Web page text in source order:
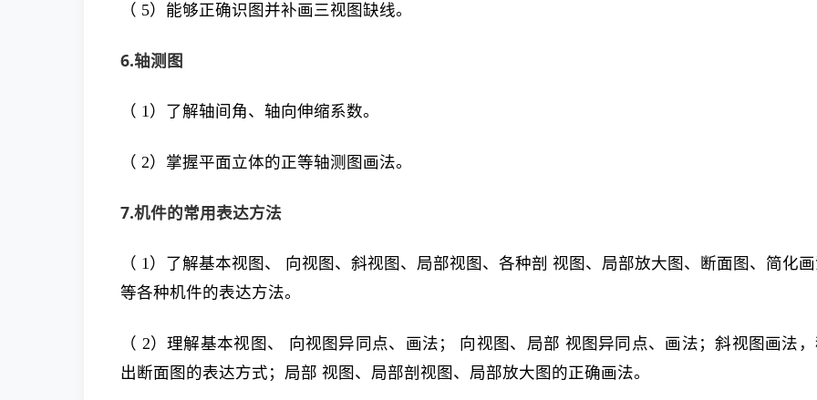
（ 5）能够正确识图并补画三视图缺线。
6.轴测图
（ 1）了解轴间角、轴向伸缩系数。
（ 2）掌握平面立体的正等轴测图画法。
7.机件的常用表达方法
（ 1）了解基本视图、 向视图、斜视图、局部视图、各种剖 视图、局部放大图、断面图、简化
等各种机件的表达方法。
（ 2）理解基本视图、 向视图异同点、画法； 向视图、局部 视图异同点、画法；斜视图画法
出断面图的表达方式；局部 视图、局部剖视图、局部放大图的正确画法。